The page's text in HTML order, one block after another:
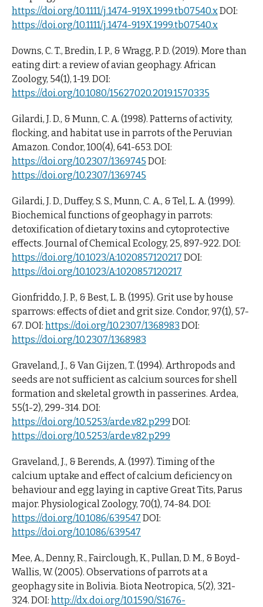
https://doi.org/10.1111/j.1474-919X.1999.tb07540.xDOI:
https://doi.org/10.1111/j.1474-919X.1999.tb07540.x
Downs, C. T., Bredin, I. P., & Wragg, P. D. (2019). More than
eating dirt: a review of avian geophagy. African
Zoology, 54(1), 1-19. DOI:
https://doi.org/10.1080/15627020.2019.1570335
Gilardi, J. D., & Munn, C. A. (1998). Patterns of activity,
flocking, and habitat use in parrots of the Peruvian
Amazon. Condor, 100(4), 641-653. DOI:
https://doi.org/10.2307/1369745 DOI:
https://doi.org/10.2307/1369745
Gilardi, J. D., Duffey, S. S., Munn, C. A., & Tel, L. A. (1999).
Biochemical functions of geophagy in parrots:
detoxification of dietary toxins and cytoprotective
effects. Journal of Chemical Ecology, 25, 897-922. DOI:
https://doi.org/10.1023/A:1020857120217 DOI:
https://doi.org/10.1023/A:1020857120217
Gionfriddo, J. P., & Best, L. B. (1995). Grit use by house
sparrows: effects of diet and grit size. Condor, 97(1), 57-
67. DOI: https://doi.org/10.2307/1368983 DOI:
https://doi.org/10.2307/1368983
Graveland, J., & Van Gijzen, T. (1994). Arthropods and
seeds are not sufficient as calcium sources for shell
formation and skeletal growth in passerines. Ardea,
55(1-2), 299-314. DOI:
https://doi.org/10.5253/arde.v82.p299 DOI:
https://doi.org/10.5253/arde.v82.p299
Graveland, J., & Berends, A. (1997). Timing of the
calcium uptake and effect of calcium deficiency on
behaviour and egg laying in captive Great Tits, Parus
major. Physiological Zoology, 70(1), 74-84. DOI:
https://doi.org/10.1086/639547 DOI:
https://doi.org/10.1086/639547
Mee, A., Denny, R., Fairclough, K., Pullan, D. M., & Boyd-
Wallis, W. (2005). Observations of parrots at a
geophagy site in Bolivia. Biota Neotropica, 5(2), 321-
324. DOI: http://dx.doi.org/10.1590/S1676-